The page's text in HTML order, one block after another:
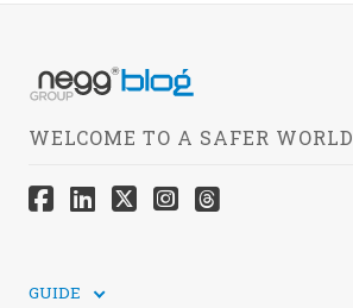
WELCOME TO A SAFER WORLD
GUIDE